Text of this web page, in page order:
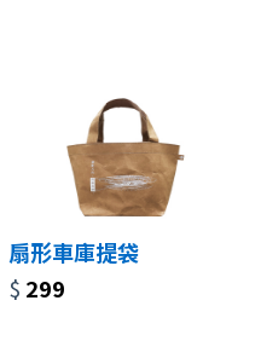
扇形車庫提袋
$ 299